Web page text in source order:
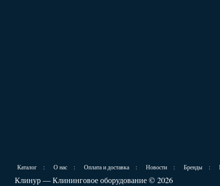
Каталог : О нас : Оплата и доставка : Новости : Бренды :
Клинур — Клининговое оборудование © 2026